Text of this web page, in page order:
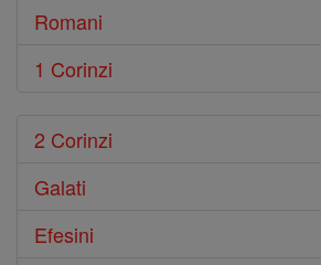
Romani
1 Corinzi
2 Corinzi
Galati
Efesini